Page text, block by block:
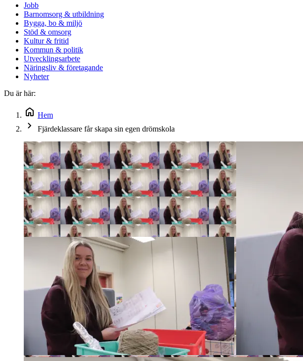
Jobb
Barnomsorg & utbildning
Bygga, bo & miljö
Stöd & omsorg
Kultur & fritid
Kommun & politik
Utvecklingsarbete
Näringsliv & företagande
Nyheter
Du är här:
Hem
Fjärdeklassare får skapa sin egen drömskola